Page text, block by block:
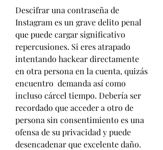
Descifrar una contraseña de
Instagram es un grave delito penal
que puede cargar significativo
repercusiones. Si eres atrapado
intentando hackear directamente
en otra persona en la cuenta, quizás
encuentro  demanda así como
incluso cárcel tiempo. Debería ser
recordado que acceder a otro de
persona sin consentimiento es una
ofensa de su privacidad y puede
desencadenar que excelente daño.